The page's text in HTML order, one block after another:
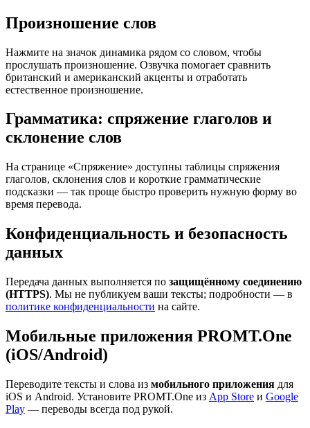
Произношение слов
Нажмите на значок динамика рядом со словом, чтобы
прослушать произношение. Озвучка помогает сравнить
британский и американский акценты и отработать
естественное произношение.
Грамматика: спряжение глаголов и
склонение слов
На странице «Спряжение» доступны таблицы спряжения
глаголов, склонения слов и короткие грамматические
подсказки — так проще быстро проверить нужную форму во
время перевода.
Конфиденциальность и безопасность
данных
Передача данных выполняется по защищённому соединению
(HTTPS). Мы не публикуем ваши тексты; подробности — в
политике конфиденциальности на сайте.
Мобильные приложения PROMT.One
(iOS/Android)
Переводите тексты и слова из мобильного приложения для
iOS и Android. Установите PROMT.One из App Store и Google
Play — переводы всегда под рукой.